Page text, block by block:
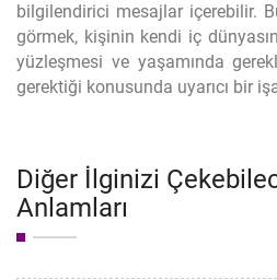
bilgilendirici mesajlar içerebilir.
görmek, kişinin kendi iç
yüzleşmesi ve yaşamında
gerektiği konusunda uyarıcı bir
Diğer İlginizi
Anlamları